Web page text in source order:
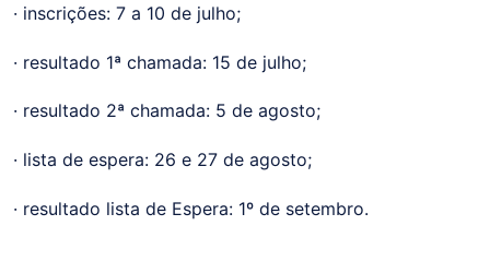
· inscrições: 7 a 10 de julho;
· resultado 1ª chamada: 15 de julho;
· resultado 2ª chamada: 5 de agosto;
· lista de espera: 26 e 27 de agosto;
· resultado lista de Espera: 1º de setembro.